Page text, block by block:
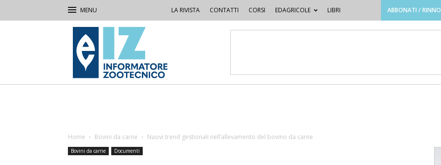
LA RIVISTA CONTATTI CORSI EDAGRICOLE LIBRI ABBONATI /
IZ
Informatore
Zootecnico
Home Bovini da carne Nuovi trend gestionali nell’allevamento del bovino da carne
Bovini da carne Documenti